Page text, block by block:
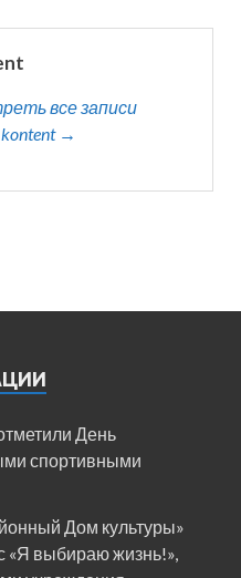
все записи
→
День
спортивными
Дом культуры»
«Я выбираю жизнь!»,